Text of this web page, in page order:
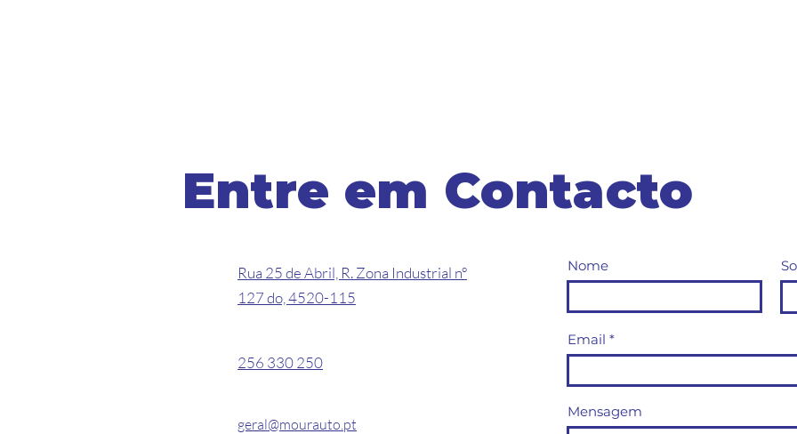
Entre em Contacto
Rua 25 de Abril, R. Zona Industrial nº
127 do, 4520-115
256 330 250
geral@mourauto.pt
Nome
Email
Mensagem